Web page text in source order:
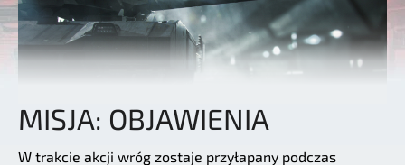
MISJA: OBJAWIENIA
W trakcie akcji wróg zostaje przyłapany podczas